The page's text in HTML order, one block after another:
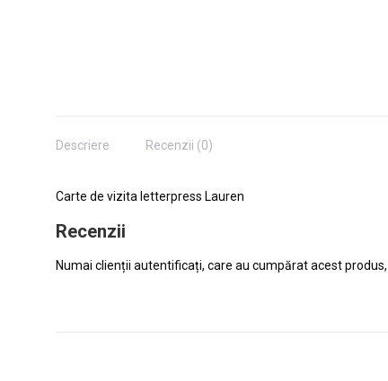
Descriere Recenzii (0)
Carte de vizita letterpress Lauren
Recenzii
Numai clienții autentificați, care au cumpărat acest